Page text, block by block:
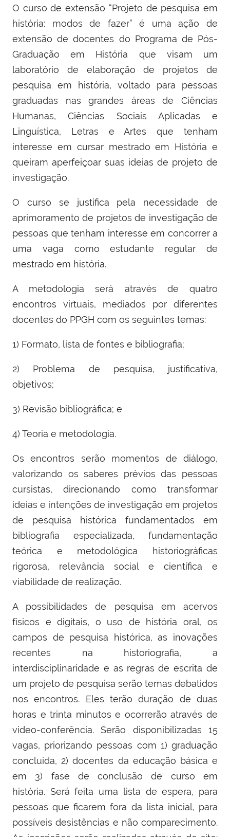
O curso de extensão “Projeto de pesquisa em
história: modos de fazer” é uma ação de
extensão de docentes do Programa de Pós-
Graduação em História que visam um
laboratório de elaboração de projetos de
pesquisa em história, voltado para pessoas
graduadas nas grandes áreas de Ciências
Humanas, Ciências Sociais Aplicadas e
Linguística, Letras e Artes que tenham
interesse em cursar mestrado em História e
queiram aperfeiçoar suas ideias de projeto de
investigação.
O curso se justifica pela necessidade de
aprimoramento de projetos de investigação de
pessoas que tenham interesse em concorrer a
uma vaga como estudante regular de
mestrado em história.
A metodologia será através de quatro
encontros virtuais, mediados por diferentes
docentes do PPGH com os seguintes temas:
1) Formato, lista de fontes e bibliografia;
2) Problema de pesquisa, justificativa,
objetivos;
3) Revisão bibliográfica; e
4) Teoria e metodologia.
Os encontros serão momentos de diálogo,
valorizando os saberes prévios das pessoas
cursistas, direcionando como transformar
ideias e intenções de investigação em projetos
de pesquisa histórica fundamentados em
bibliografia especializada, fundamentação
teórica e metodológica historiográficas
rigorosa, relevância social e científica e
viabilidade de realização.
A possibilidades de pesquisa em acervos
físicos e digitais, o uso de história oral, os
campos de pesquisa histórica, as inovações
recentes na historiografia, a
interdisciplinaridade e as regras de escrita de
um projeto de pesquisa serão temas debatidos
nos encontros. Eles terão duração de duas
horas e trinta minutos e ocorrerão através de
video-conferência. Serão disponibilizadas 15
vagas, priorizando pessoas com 1) graduação
concluída, 2) docentes da educação básica e
em 3) fase de conclusão de curso em
história. Será feita uma lista de espera, para
pessoas que ficarem fora da lista inicial, para
possíveis desistências e não comparecimento.